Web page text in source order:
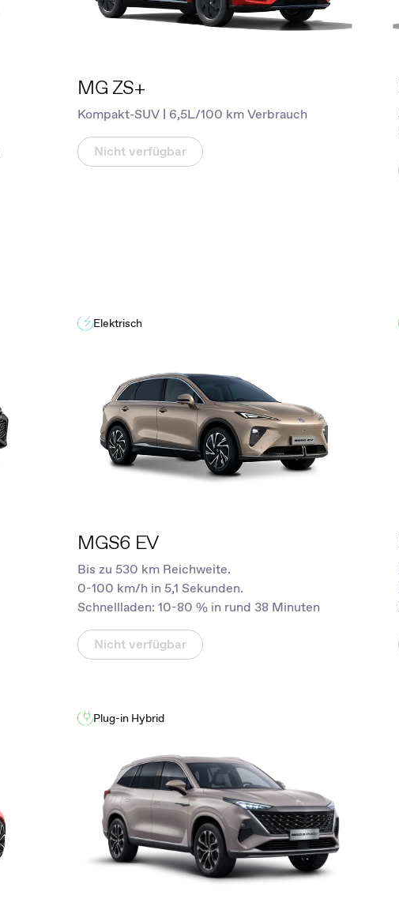
MG ZS+
Kompakt-SUV | 6,5L/100 km Verbrauch
Nicht verfügbar
Elektrisch
MGS6 EV
Bis zu 530 km Reichweite.
0-100 km/h in 5,1 Sekunden.
Schnellladen: 10-80 % in rund 38 Minuten
Nicht verfügbar
Plug-in Hybrid